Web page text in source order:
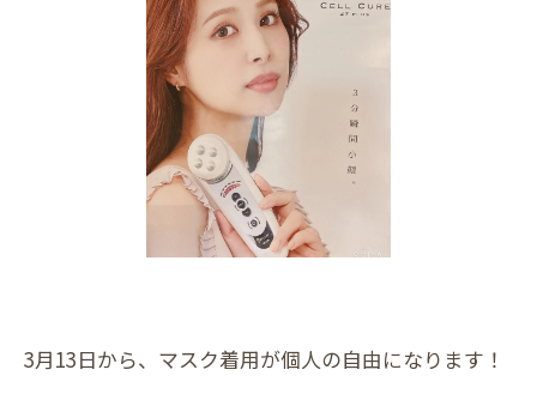
3月13日から、マスク着用が個人の自由になります！